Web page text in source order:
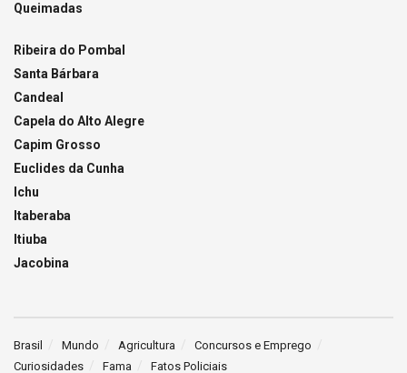
Queimadas
Ribeira do Pombal
Santa Bárbara
Candeal
Capela do Alto Alegre
Capim Grosso
Euclides da Cunha
Ichu
Itaberaba
Itiuba
Jacobina
Brasil Mundo Agricultura
Concursos e Emprego
Curiosidades
Fama Fatos Policiais